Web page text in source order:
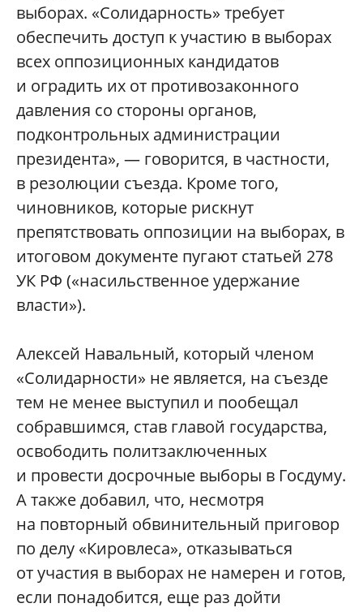
выборах. «Солидарность» требует
обеспечить доступ к участию в выборах
всех оппозиционных кандидатов
и оградить их от противозаконного
давления со стороны органов,
подконтрольных администрации
президента», — говорится, в частности,
в резолюции съезда. Кроме того,
чиновников, которые рискнут
препятствовать оппозиции на выборах, в
итоговом документе пугают статьей 278
УК РФ («насильственное удержание
власти»).
Алексей Навальный, который членом
«Солидарности» не является, на съезде
тем не менее выступил и пообещал
собравшимся, став главой государства,
освободить политзаключенных
и провести досрочные выборы в Госдуму.
А также добавил, что, несмотря
на повторный обвинительный приговор
по делу «Кировлеса», отказываться
от участия в выборах не намерен и готов,
если понадобится, еще раз дойти